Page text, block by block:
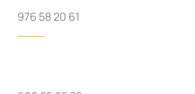
976 58 20 61